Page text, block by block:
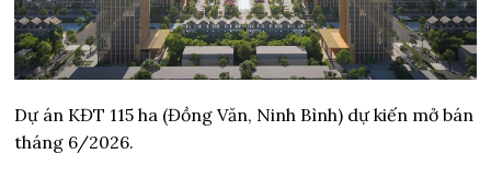
Dự án KĐT 115 ha (Đồng Văn, Ninh Bình) dự kiến mở bán
tháng 6/2026.